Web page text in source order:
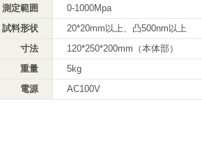
測定範囲
0-1000Mpa
試料形状
20*20mm以上、凸500nm以上
寸法
120*250*200mm（本体部）
重量
5kg
電源
AC100V